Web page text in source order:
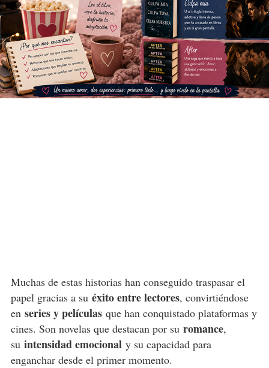
Muchas de estas historias han conseguido traspasar el
papel gracias a su éxito entre lectores, convirtiéndose
en series y películasque han conquistado plataformas y
cines. Son novelas que destacan por su romance,
su intensidad emocionaly su capacidad para
enganchar desde el primer momento.